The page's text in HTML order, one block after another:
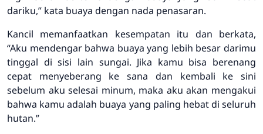
dariku,” kata buaya dengan nada penasaran.
Kancil memanfaatkan kesempatan itu dan berkata,
“Aku mendengar bahwa buaya yang lebih besar darimu
tinggal di sisi lain sungai. Jika kamu bisa berenang
cepat menyeberang ke sana dan kembali ke sini
sebelum aku selesai minum, maka aku akan mengakui
bahwa kamu adalah buaya yang paling hebat di seluruh
hutan.”